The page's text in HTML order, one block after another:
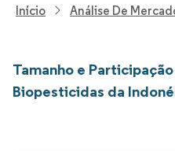
Início Análise De
Tamanho e
Biopesticidas da